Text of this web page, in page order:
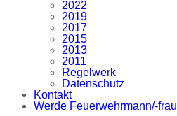
2022
2019
2017
2015
2013
2011
Regelwerk
Datenschutz
Kontakt
Werde Feuerwehrmann/-frau